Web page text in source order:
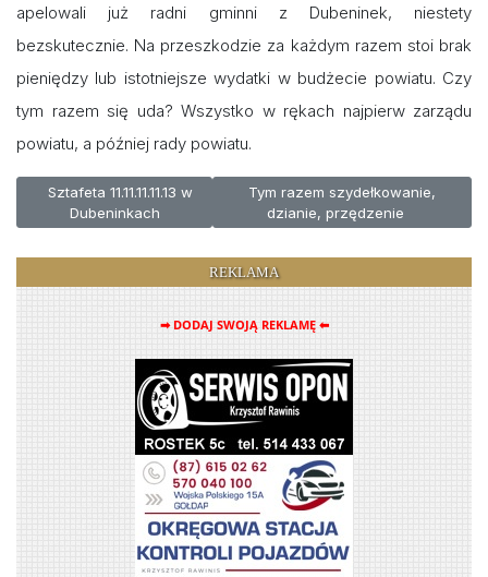
apelowali już radni gminni z Dubeninek, niestety
bezskutecznie. Na przeszkodzie za każdym razem stoi brak
pieniędzy lub istotniejsze wydatki w budżecie powiatu. Czy
tym razem się uda? Wszystko w rękach najpierw zarządu
powiatu, a później rady powiatu.
Poprzednia strona: Sztafeta 11.11.11.11.13 w Dubeninkach
Sztafeta 11.11.11.11.13 w
Dubeninkach
Następna strona: Tym razem
Tym razem szydełkowanie,
dzianie, przędzenie
REKLAMA
➡ DODAJ SWOJĄ REKLAMĘ ⬅